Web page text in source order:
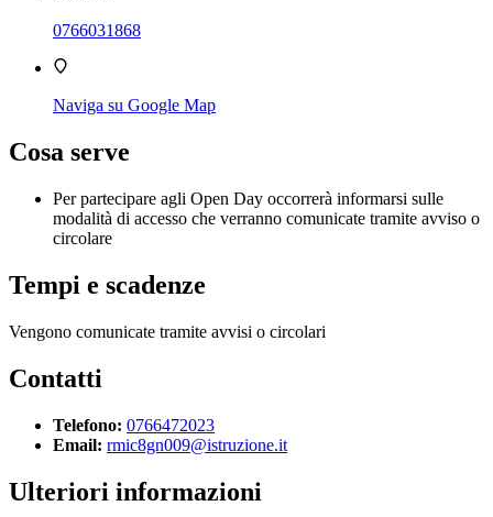
0766031868
Naviga su Google Map
Cosa serve
Per partecipare agli Open Day occorrerà informarsi sulle
modalità di accesso che verranno comunicate tramite avviso o
circolare
Tempi e scadenze
Vengono comunicate tramite avvisi o circolari
Contatti
Telefono: 0766472023
Email: rmic8gn009@istruzione.it
Ulteriori informazioni